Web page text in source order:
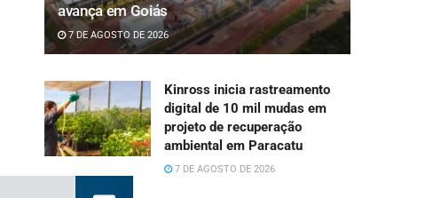
avança em Goiás
7 DE AGOSTO DE 2026
Kinross inicia rastreamento
digital de 10 mil mudas em
projeto de recuperação
ambiental em Paracatu
7 DE AGOSTO DE 2026